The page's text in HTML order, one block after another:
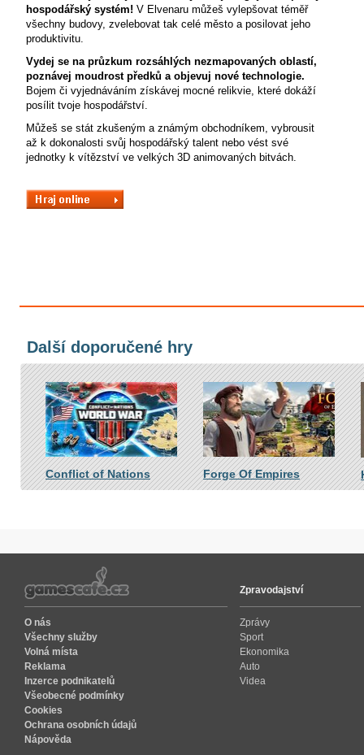
hospodářský systém! V Elvenaru můžeš vylepšovat téměř
všechny budovy, zvelebovat tak celé město a posilovat jeho
produktivitu.
Vydej se na průzkum rozsáhlých nezmapovaných oblastí,
poznávej moudrost předků a objevuj nové technologie.
Bojem či vyjednáváním získávej mocné relikvie, které dokáží
posílit tvoje hospodářství.
Můžeš se stát zkušeným a známým obchodníkem, vybrousit
až k dokonalosti svůj hospodářský talent nebo vést své
jednotky k vítězství ve velkých 3D animovaných bitvách.
Další doporučené hry
Conflict of Nations Forge Of Empires
O nás
Všechny služby
Volná místa
Reklama
Inzerce podnikatelů
Všeobecné podmínky
Cookies
Ochrana osobních údajů
Nápověda
Zpravodajství
Zprávy
Sport
Ekonomika
Auto
Videa